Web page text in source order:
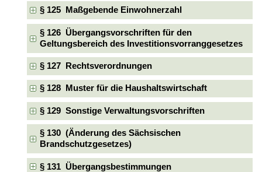
§ 125 Maßgebende Einwohnerzahl
§ 126 Übergangsvorschriften für den
Geltungsbereich des Investitionsvorranggesetzes
§ 127 Rechtsverordnungen
§ 128 Muster für die Haushaltswirtschaft
§ 129 Sonstige Verwaltungsvorschriften
§ 130 (Änderung des Sächsischen
Brandschutzgesetzes)
§ 131 Übergangsbestimmungen